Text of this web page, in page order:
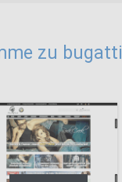
zu bugatti